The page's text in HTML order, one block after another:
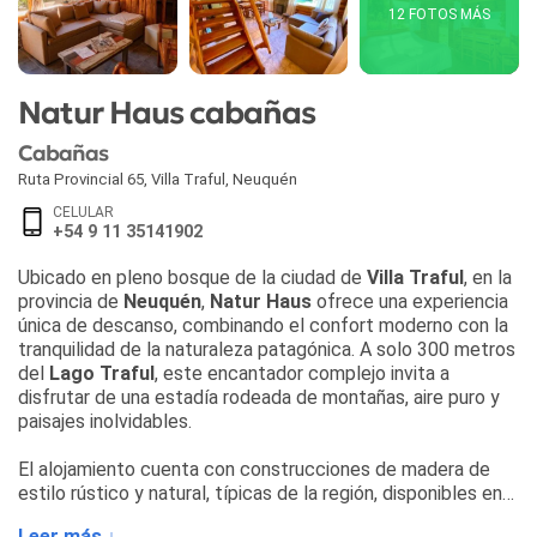
12 FOTOS MÁS
Natur Haus cabañas
Cabañas
Ruta Provincial 65 Villa Traful Neuquén
CELULAR
+54 9 11 35141902
Ubicado en pleno bosque de la ciudad de Villa Traful, en la
provincia de Neuquén, Natur Haus ofrece una experiencia
única de descanso, combinando el confort moderno con la
tranquilidad de la naturaleza patagónica. A solo 300 metros
del Lago Traful, este encantador complejo invita a
disfrutar de una estadía rodeada de montañas, aire puro y
paisajes inolvidables.
El alojamiento cuenta con construcciones de madera de
estilo rústico y natural, típicas de la región, disponibles en